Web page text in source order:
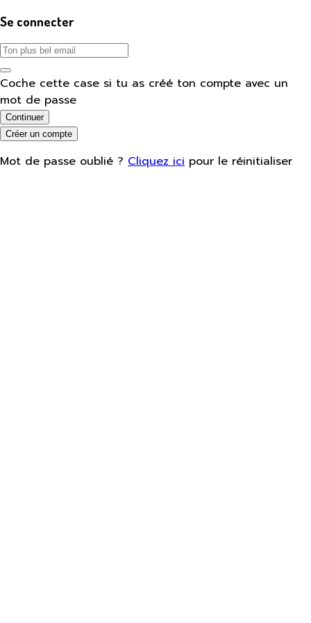
Se connecter
Coche cette case si tu as créé ton compte avec un
mot de passe
Continuer
Créer un compte
Mot de passe oublié ? Cliquez ici pour le réinitialiser